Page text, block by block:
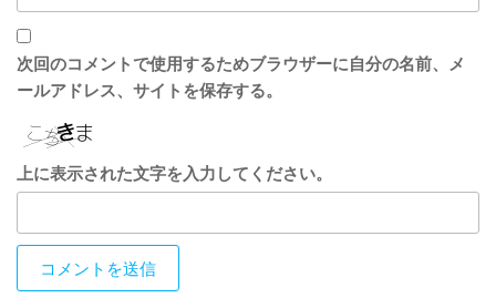
次回のコメントで使用するためブラウザーに自分の名前、メ
ールアドレス、サイトを保存する。
上に表示された文字を入力してください。